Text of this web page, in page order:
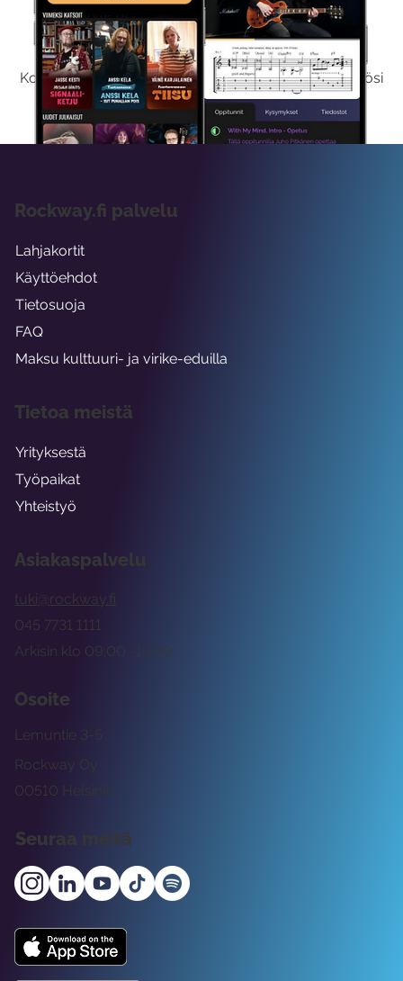
Kokeile Ilmaiseksi
Kokeilemalla ilmaiseksi saat koko sisältömme käyttöösi
viikon ajaksi.
Asiakaspalvelu
tuki@rockway.fi
Arkisin klo 09:00 -15:00
045 7731 1111
Osoite
Rockway Oy
Lemuntie 3-5
00510 Helsinki
Seuraa meitä
Rockway.fi palvelu
Lahjakortit
Käyttöehdot
Tietosuoja
FAQ
Maksu kulttuuri- ja virike-eduilla
Tietoa meistä
Yrityksestä
Työpaikat
Yhteistyö